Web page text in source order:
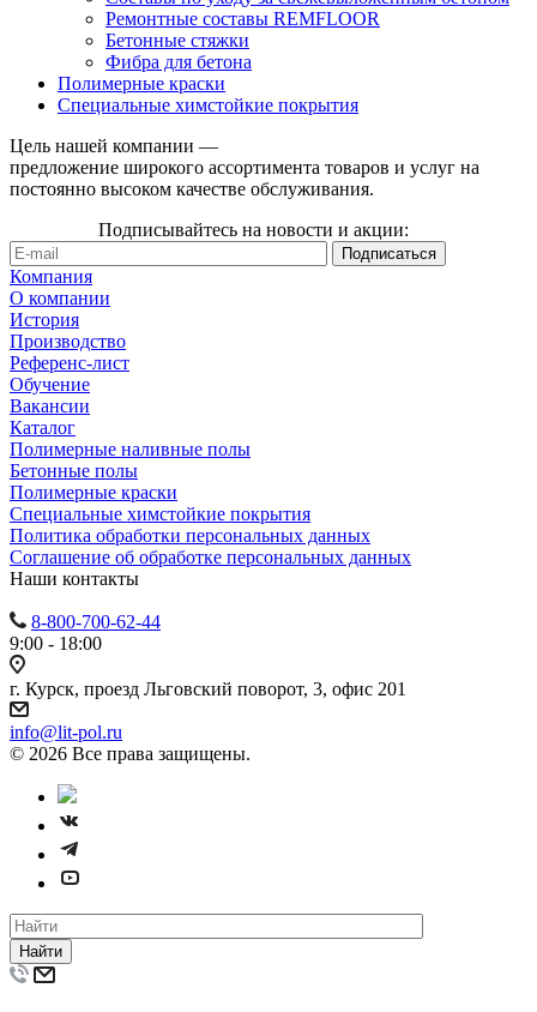
Ремонтные составы REMFLOOR
Бетонные стяжки
Фибра для бетона
Полимерные краски
Специальные химстойкие покрытия
Цель нашей компании —
предложение широкого ассортимента товаров и услуг на
постоянно высоком качестве обслуживания.
Подписывайтесь на новости и акции:
Компания
О компании
История
Производство
Референс-лист
Обучение
Вакансии
Каталог
Полимерные наливные полы
Бетонные полы
Полимерные краски
Специальные химстойкие покрытия
Политика обработки персональных данных
Cоглашение об обработке персональных данных
Наши контакты
8-800-700-62-44
9:00 - 18:00
г. Курск, проезд Льговский поворот, 3, офис 201
info@lit-pol.ru
© 2026 Все права защищены.
Найти